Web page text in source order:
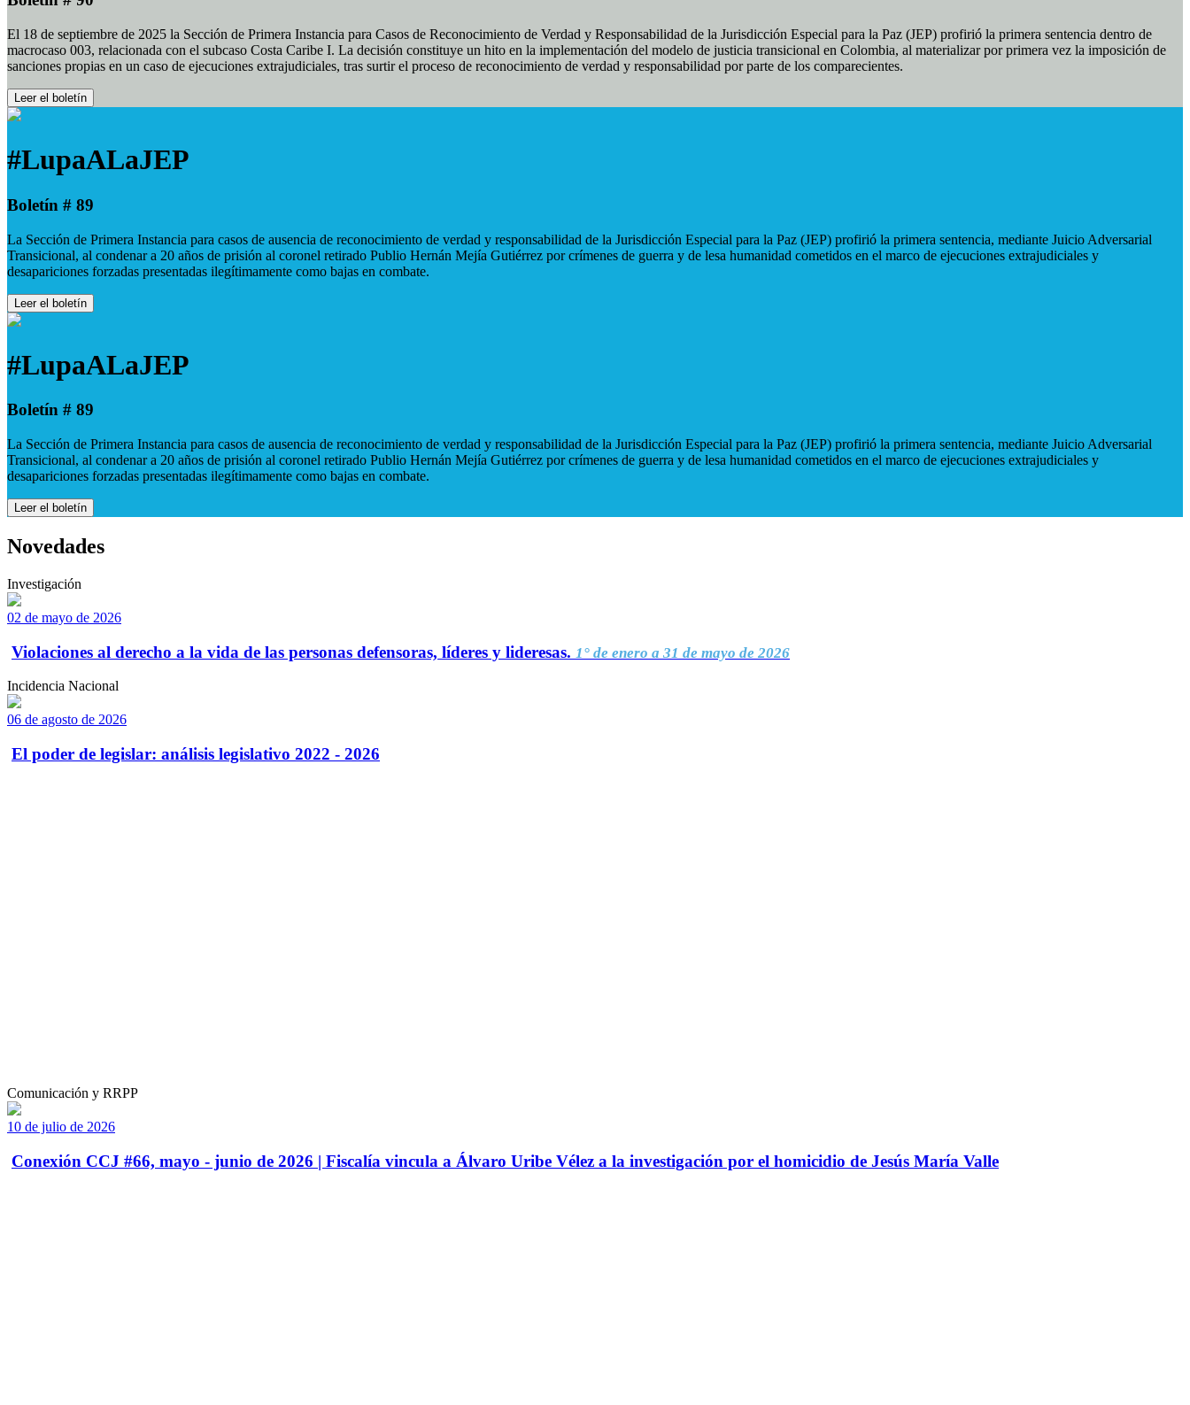
El 18 de septiembre de 2025 la Sección de Primera Instancia para Casos de Reconocimiento de Verdad y Responsabilidad de la Jurisdicción Especial para la Paz (JEP) profirió la primera sentencia dentro de
macrocaso 003, relacionada con el subcaso Costa Caribe I. La decisión constituye un hito en la implementación del modelo de justicia transicional en Colombia, al materializar por primera vez la imposición de
sanciones propias en un caso de ejecuciones extrajudiciales, tras surtir el proceso de reconocimiento de verdad y responsabilidad por parte de los comparecientes.
Leer el boletín
#LupaALaJEP
Boletín # 89
La Sección de Primera Instancia para casos de ausencia de reconocimiento de verdad y responsabilidad de la Jurisdicción Especial para la Paz (JEP) profirió la primera sentencia, mediante Juicio Adversarial
Transicional, al condenar a 20 años de prisión al coronel retirado Publio Hernán Mejía Gutiérrez por crímenes de guerra y de lesa humanidad cometidos en el marco de ejecuciones extrajudiciales y
desapariciones forzadas presentadas ilegítimamente como bajas en combate.
Leer el boletín
#LupaALaJEP
Boletín # 89
La Sección de Primera Instancia para casos de ausencia de reconocimiento de verdad y responsabilidad de la Jurisdicción Especial para la Paz (JEP) profirió la primera sentencia, mediante Juicio Adversarial
Transicional, al condenar a 20 años de prisión al coronel retirado Publio Hernán Mejía Gutiérrez por crímenes de guerra y de lesa humanidad cometidos en el marco de ejecuciones extrajudiciales y
desapariciones forzadas presentadas ilegítimamente como bajas en combate.
Leer el boletín
Novedades
Investigación
02 de mayo de 2026
Violaciones al derecho a la vida de las personas defensoras, líderes y lideresas. 1° de enero a 31 de mayo de 2026
Incidencia Nacional
06 de agosto de 2026
El poder de legislar: análisis legislativo 2022 - 2026
Comunicación y RRPP
10 de julio de 2026
Conexión CCJ #66, mayo - junio de 2026 | Fiscalía vincula a Álvaro Uribe Vélez a la investigación por el homicidio de Jesús María Valle